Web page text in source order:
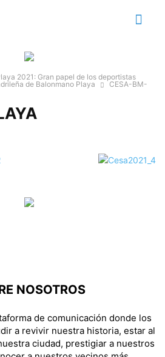
2021: Gran papel de los deportistas
de Balonmano Playa
CESA-BM-
NOSOTROS
de comunicación donde los
a revivir nuestra historia, estar al
ciudad, prestigiar a nuestros